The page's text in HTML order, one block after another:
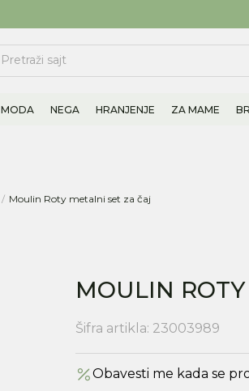
Pretraži sajt
MODA NEGA HRANJENJE ZA MAME
Moulin Roty metalni set za čaj
MOULIN
Šifra artikla: 23003989
Obavesti me kada se